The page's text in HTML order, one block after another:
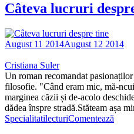
Câteva lucruri
August 11 2014August 12 2014
Cristiana Suler
Un roman recomandat
filosofie. "Când eram mic, mă-
marginea căzii și de-acolo
dădea înspre stradă.Stăteam așa
SpecialitatilecturiComentează